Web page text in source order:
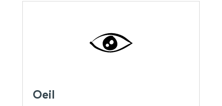
Oeil